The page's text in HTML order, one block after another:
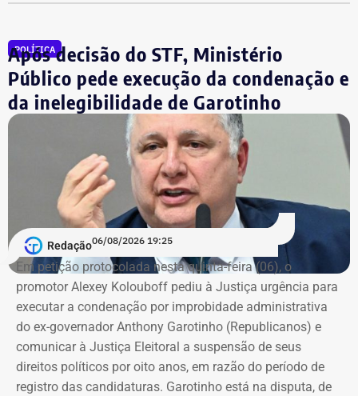
sobre marca, modelo ou valor de mercado dos relógios.
POLÍTICA
Após decisão do STF, Ministério
Público pede execução da condenação e
da inelegibilidade de Garotinho
Redação06/08/2026 19:25
Em petição protocolada nesta quinta-feira (06), o
promotor Alexey Kolouboff pediu à Justiça urgência para
executar a condenação por improbidade administrativa
do ex-governador Anthony Garotinho (Republicanos) e
comunicar à Justiça Eleitoral a suspensão de seus
direitos políticos por oito anos, em razão do período de
registro das candidaturas. Garotinho está na disputa, de